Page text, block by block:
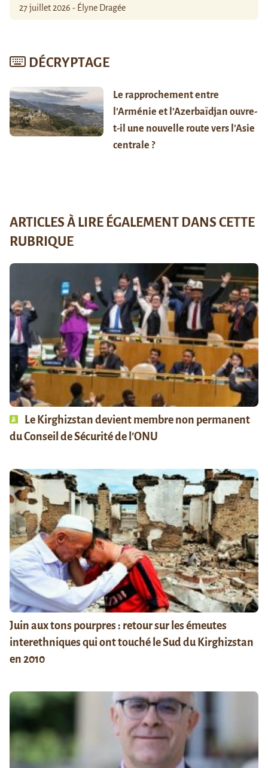
27 juillet 2026 - Élyne Dragée
DÉCRYPTAGE
Le rapprochement entre
l’Arménie et l’Azerbaïdjan ouvre-
t-il une nouvelle route vers l’Asie
centrale ?
ARTICLES À LIRE ÉGALEMENT DANS CETTE
RUBRIQUE
Le Kirghizstan devient membre non permanent
du Conseil de Sécurité de l’ONU
Juin aux tons pourpres : retour sur les émeutes
interethniques qui ont touché le Sud du Kirghizstan
en 2010